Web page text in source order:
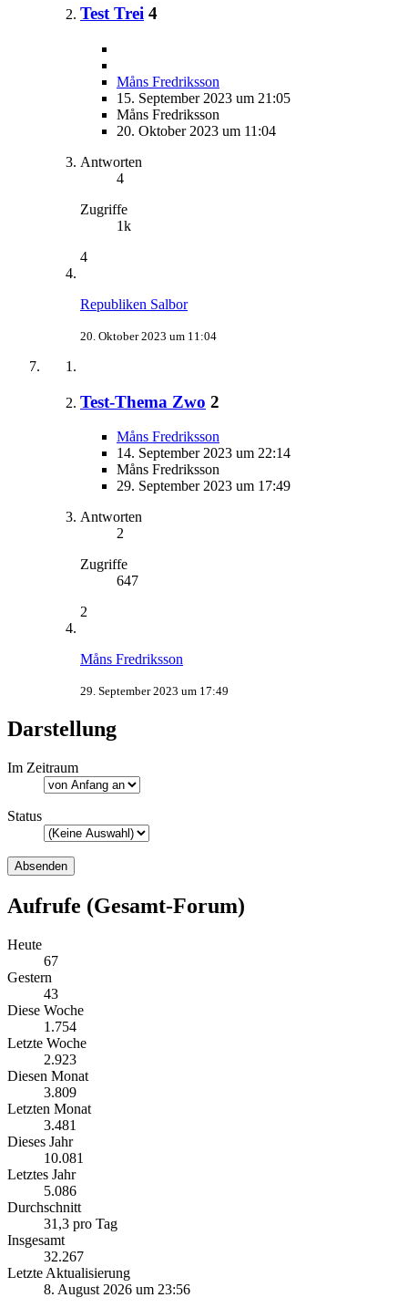
Test Trei 4
Måns Fredriksson
15. September 2023 um 21:05
Måns Fredriksson
20. Oktober 2023 um 11:04
Antworten
4
Zugriffe
1k
4
Republiken Salbor
20. Oktober 2023 um 11:04
Test-Thema Zwo 2
Måns Fredriksson
14. September 2023 um 22:14
Måns Fredriksson
29. September 2023 um 17:49
Antworten
2
Zugriffe
647
2
Måns Fredriksson
29. September 2023 um 17:49
Darstellung
Im Zeitraum
Status
Aufrufe (Gesamt-Forum)
Heute
67
Gestern
43
Diese Woche
1.754
Letzte Woche
2.923
Diesen Monat
3.809
Letzten Monat
3.481
Dieses Jahr
10.081
Letztes Jahr
5.086
Durchschnitt
31,3 pro Tag
Insgesamt
32.267
Letzte Aktualisierung
8. August 2026 um 23:56